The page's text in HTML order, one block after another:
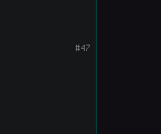
#47